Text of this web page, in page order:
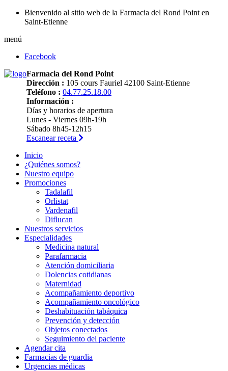
Bienvenido al sitio web de la Farmacia del Rond Point en
Saint-Etienne
menú
Facebook
Farmacia del Rond Point
Dirección : 105 cours Fauriel 42100 Saint-Etienne
Teléfono : 04.77.25.18.00
Información :
Días y horarios de apertura
Lunes - Viernes 09h-19h
Sábado 8h45-12h15
Escanear receta
Inicio
¿Quiénes somos?
Nuestro equipo
Promociones
Tadalafil
Orlistat
Vardenafil
Diflucan
Nuestros servicios
Especialidades
Medicina natural
Parafarmacia
Atención domiciliaria
Dolencias cotidianas
Maternidad
Acompañamiento deportivo
Acompañamiento oncológico
Deshabituación tabáquica
Prevención y detección
Objetos conectados
Seguimiento del paciente
Agendar cita
Farmacias de guardia
Urgencias médicas